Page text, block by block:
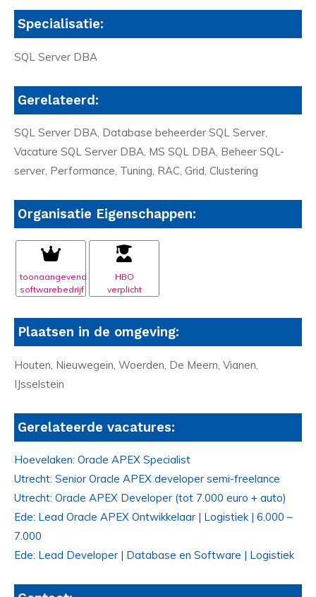
Specialisatie:
SQL Server DBA
Gerelateerd:
SQL Server DBA, Database beheerder SQL Server,
Vacature SQL Server DBA, MS SQL DBA, Beheer SQL-
server, Performance, Tuning, RAC, Grid, Clustering
Organisatie Eigenschappen:
toonaangevend
softwarebedrijf
HBO
verplicht
Plaatsen in de omgeving:
Houten, Nieuwegein, Woerden, De Meern, Vianen,
IJsselstein
Gerelateerde vacatures:
Hoevelaken: Oracle APEX Specialist
Utrecht: Senior Oracle APEX developer semi-freelance
Utrecht: Oracle APEX Developer (tot 7.000 euro + auto)
Ede: Lead Oracle APEX Ontwikkelaar | Logistiek | 6.000 –
7.000
Ede: Lead Developer | Database en Software | Logistiek